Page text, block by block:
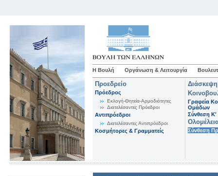
Η Βουλή Οργάνωση & Λειτουργία
Προεδρείο
Πρόεδρος
Εκλογή-Θητεία-Αρμοδιότητες
Διατελέσαντες Πρόεδροι
Αντιπρόεδροι
Διατελέσαντες Αντιπρόεδροι
Κοσμήτορες & Γραμματείς
Γραφεία
Ομάδων
Σύνθεση K'
Σύνθεση